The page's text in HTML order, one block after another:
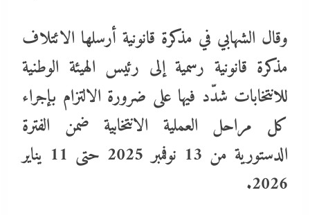
وقال الشهابي في مذكرة قانونية أرسلها الائتلاف
مذكرة قانونية رسمية إلى رئيس الهيئة الوطنية
للانتخابات شدّد فيها على ضرورة الالتزام بإجراء
كل مراحل العملية الانتخابية ضمن الفترة
الدستورية من 13 نوفمبر 2025 حتى 11 يناير
2026.